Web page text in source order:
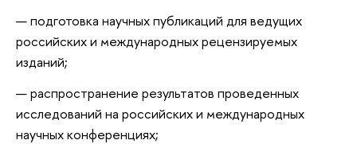
подготовка научных публикаций для ведущих
российских и международных рецензируемых
изданий;
распространение результатов проведенных
исследований на российских и международных
научных конференциях;